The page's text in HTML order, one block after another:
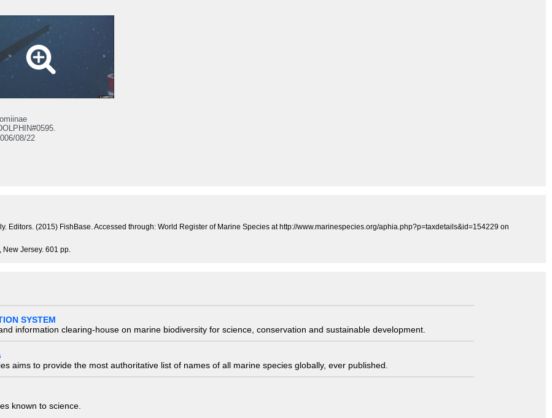
08/22
Editors. (2015) FishBase. Accessed through: World Register of Marine Species at http://www.marinespecies.org/aphia.php?p=taxdetails&id=154229 on
Jersey. 601 pp.
SYSTEM
information clearing-house on marine biodiversity for science, conservation and sustainable development.
aims to provide the most authoritative list of names of all marine species globally, ever published.
known to science.